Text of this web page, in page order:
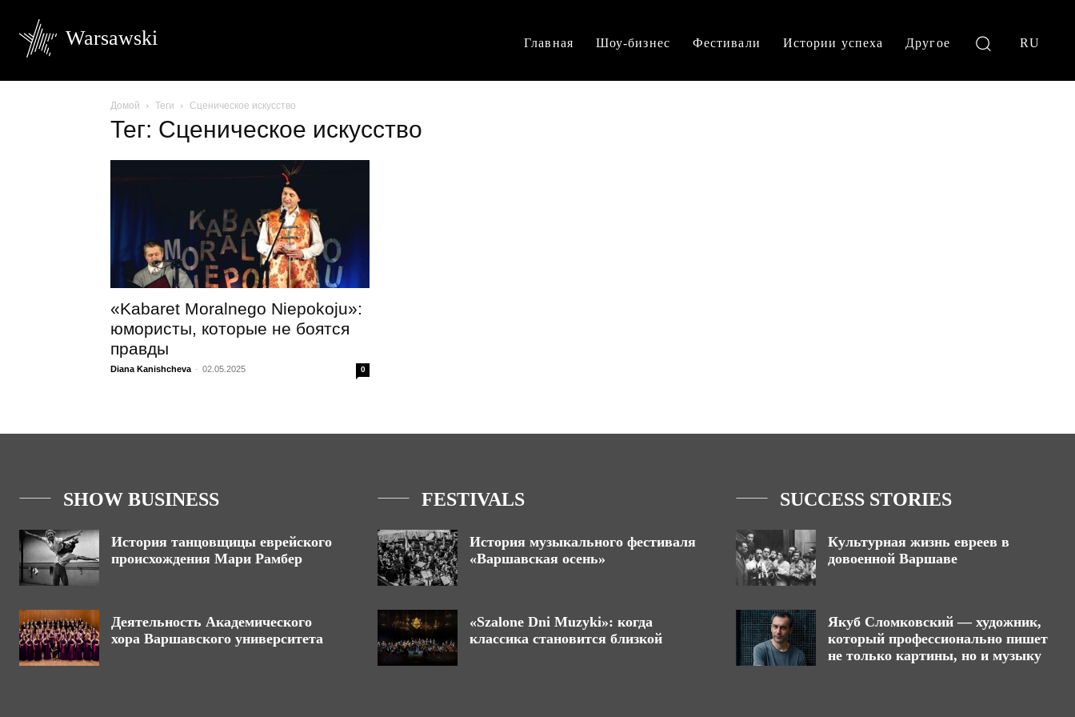
Warsawski Главная Шоу-бизнес Фестивали Истории успеха Другое RU
Домой Теги Сценическое искусство
Тег: Сценическое искусство
«Kabaret Moralnego Niepokoju»:
юмористы, которые не боятся
правды
Diana Kanishcheva - 02.05.2025 0
SHOW BUSINESS
История танцовщицы еврейского
происхождения Мари Рамбер
Деятельность Академического
хора Варшавского университета
FESTIVALS
История музыкального фестиваля
«Варшавская осень»
«Szalone Dni Muzyki»: когда
классика становится близкой
SUCCESS STORIES
Культурная жизнь евреев в
довоенной Варшаве
Якуб Сломковский — художник,
который профессионально пишет
не только картины, но и музыку